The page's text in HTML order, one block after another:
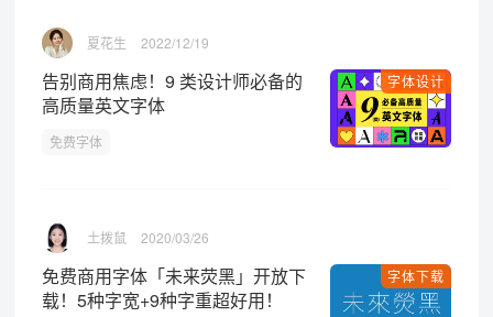
夏花生 2022/12/19
字体设计
告别商用焦虑！9 类设计师必备的
高质量英文字体
免费字体
土拨鼠 2020/03/26
字体下载
免费商用字体「未来荧黑」开放下
载！5种字宽+9种字重超好用！